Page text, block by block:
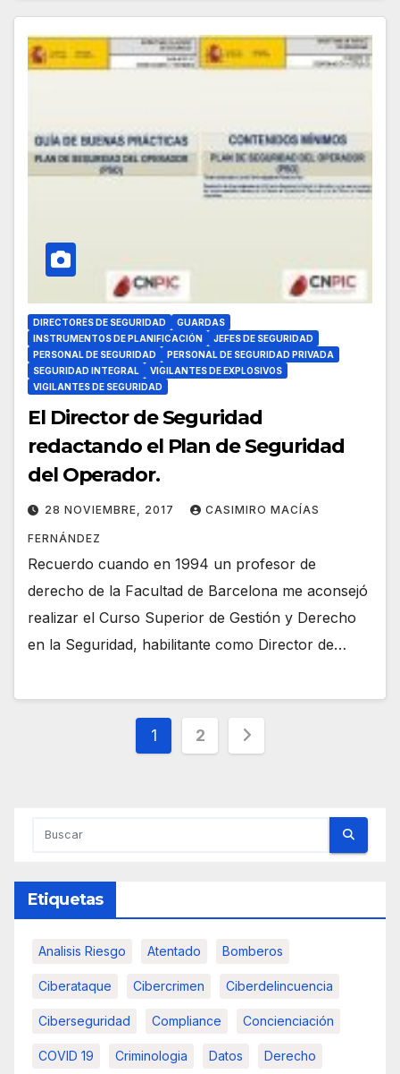
DIRECTORES DE SEGURIDAD
GUARDAS
INSTRUMENTOS DE PLANIFICACIÓN
JEFES DE SEGURIDAD
PERSONAL DE SEGURIDAD
PERSONAL DE SEGURIDAD PRIVADA
SEGURIDAD INTEGRAL
VIGILANTES DE EXPLOSIVOS
VIGILANTES DE SEGURIDAD
El Director de Seguridad
redactando el Plan de Seguridad
del Operador.
28 NOVIEMBRE, 2017 CASIMIRO MACÍAS
FERNÁNDEZ
Recuerdo cuando en 1994 un profesor de
derecho de la Facultad de Barcelona me aconsejó
realizar el Curso Superior de Gestión y Derecho
en la Seguridad, habilitante como Director de…
Paginación
1 2
Etiquetas
Analisis Riesgo Atentado Bomberos
Ciberataque Cibercrimen Ciberdelincuencia
Ciberseguridad Compliance Concienciación
COVID 19 Criminologia Datos Derecho